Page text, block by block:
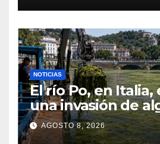
NOTICIAS
El río Po, en
una invasión de
favorecida por el
residuos agrícolas
AGOSTO 8, 2026